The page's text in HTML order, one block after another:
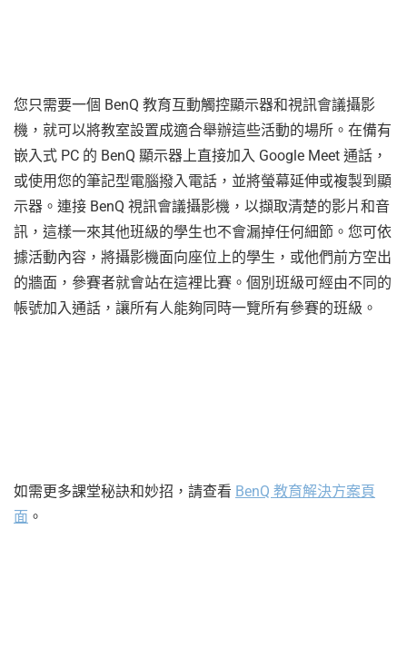
您只需要一個 BenQ 教育互動觸控顯示器和視訊會議攝影
機，就可以將教室設置成適合舉辦這些活動的場所。在備有
嵌入式 PC 的 BenQ 顯示器上直接加入 Google Meet 通話，
或使用您的筆記型電腦撥入電話，並將螢幕延伸或複製到顯
示器。連接 BenQ 視訊會議攝影機，以擷取清楚的影片和音
訊，這樣一來其他班級的學生也不會漏掉任何細節。您可依
據活動內容，將攝影機面向座位上的學生，或他們前方空出
的牆面，參賽者就會站在這裡比賽。個別班級可經由不同的
帳號加入通話，讓所有人能夠同時一覽所有參賽的班級。
如需更多課堂秘訣和妙招，請查看 BenQ 教育解決方案頁
面 。